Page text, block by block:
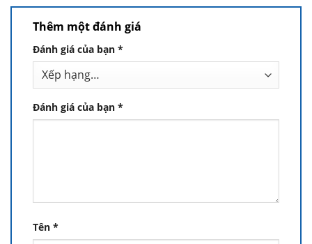
Thêm một đánh giá
Đánh giá của bạn *
Đánh giá của bạn *
Tên *